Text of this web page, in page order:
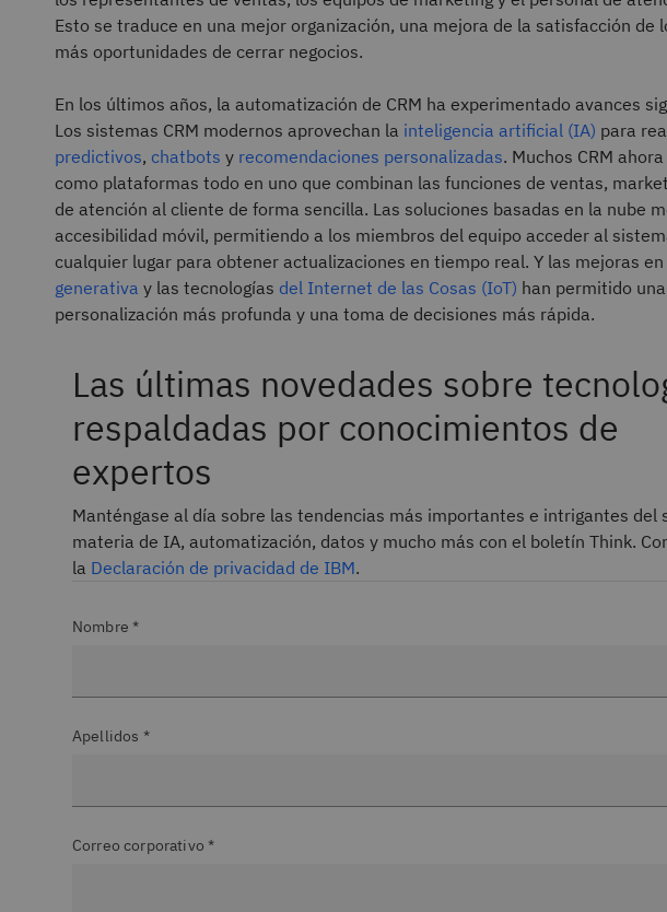
Esto se traduce en una mejor organización, una mejora de la satisfacción de
más oportunidades de cerrar negocios.
En los últimos años, la automatización de CRM ha experimentado avances
Los sistemas CRM modernos aprovechan la inteligencia artificial (IA) para
predictivos, chatbots y recomendaciones personalizadas. Muchos CRM
como plataformas todo en uno que combinan las funciones de ventas,
de atención al cliente de forma sencilla. Las soluciones basadas en la nube
accesibilidad móvil, permitiendo a los miembros del equipo acceder al
cualquier lugar para obtener actualizaciones en tiempo real. Y las mejoras en
generativa y las tecnologías del Internet de las Cosas (IoT) han permitido una
personalización más profunda y una toma de decisiones más rápida.
Las últimas novedades sobre
respaldadas por conocimientos de
expertos
Manténgase al día sobre las tendencias más importantes e intrigantes del
materia de IA, automatización, datos y mucho más con el boletín Think.
la Declaración de privacidad de IBM.
Nombre *
Apellidos *
Correo corporativo *